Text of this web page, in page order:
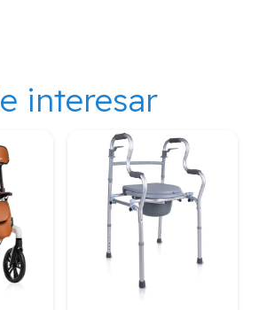
interesar